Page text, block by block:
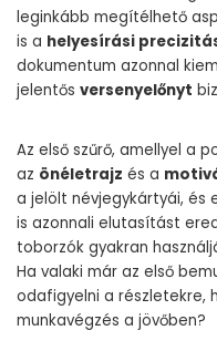
leginkább megítélhető
is a helyesírási
dokumentum azonnal
jelentős versenyelőnyt
Az első szűrő, amellyel a
az önéletrajz és a
a jelölt névjegykártyái, és
is azonnali elutasítást
toborzók gyakran
Ha valaki már az első
odafigyelni a részletekre,
munkavégzés a jövőben?